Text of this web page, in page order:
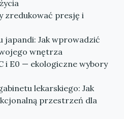
zredukować presję i
japandi: Jak wprowadzić
wnętrza
i E0 — ekologiczne wybory
lekarskiego: Jak
przestrzeń dla